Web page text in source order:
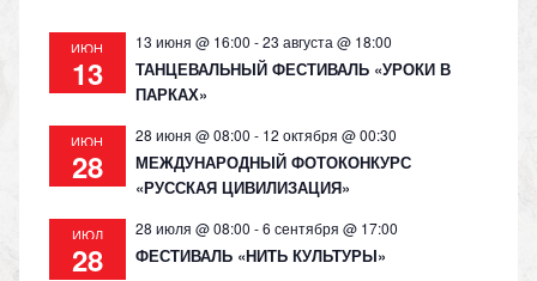
ИЮН
13
13 июня @ 16:00 -23 августа @ 18:00
ТАНЦЕВАЛЬНЫЙ ФЕСТИВАЛЬ «УРОКИ В
ПАРКАХ»
ИЮН
28
28 июня @ 08:00 - 12 октября @ 00:30
МЕЖДУНАРОДНЫЙ ФОТОКОНКУРС
«РУССКАЯ ЦИВИЛИЗАЦИЯ»
ИЮЛ
28
28 июля @ 08:00 -6 сентября @ 17:00
ФЕСТИВАЛЬ «НИТЬ КУЛЬТУРЫ»